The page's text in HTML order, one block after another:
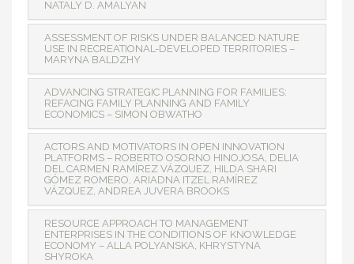
NATALY D. AMALYAN
ASSESSMENT OF RISKS UNDER BALANCED NATURE
USE IN RECREATIONAL-DEVELOPED TERRITORIES –
MARYNA BALDZHY
ADVANCING STRATEGIC PLANNING FOR FAMILIES:
REFACING FAMILY PLANNING AND FAMILY
ECONOMICS – SIMON OBWATHO
ACTORS AND MOTIVATORS IN OPEN INNOVATION
PLATFORMS – ROBERTO OSORNO HINOJOSA, DELIA
DEL CARMEN RAMÍREZ VÁZQUEZ, HILDA SHARI
GÓMEZ ROMERO, ARIADNA ITZEL RAMÍREZ
VÁZQUEZ, ANDREA JUVERA BROOKS
RESOURCE APPROACH TO MANAGEMENT
ENTERPRISES IN THE CONDITIONS OF KNOWLEDGE
ECONOMY – ALLA POLYANSKA, KHRYSTYNA
SHYROKA